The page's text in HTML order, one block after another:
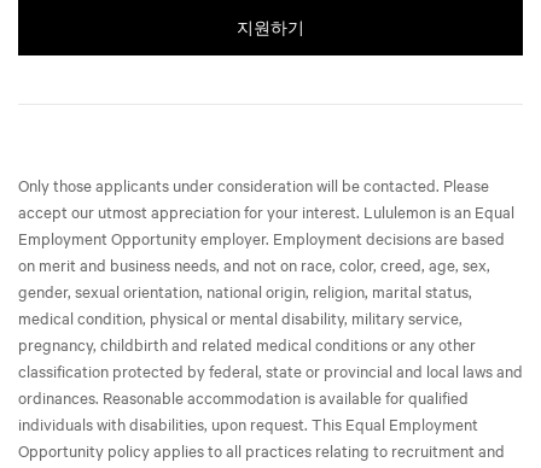
지원하기
Only those applicants under consideration will be contacted. Please
accept our utmost appreciation for your interest. Lululemon is an Equal
Employment Opportunity employer. Employment decisions are based
on merit and business needs, and not on race, color, creed, age, sex,
gender, sexual orientation, national origin, religion, marital status,
medical condition, physical or mental disability, military service,
pregnancy, childbirth and related medical conditions or any other
classification protected by federal, state or provincial and local laws and
ordinances. Reasonable accommodation is available for qualified
individuals with disabilities, upon request. This Equal Employment
Opportunity policy applies to all practices relating to recruitment and